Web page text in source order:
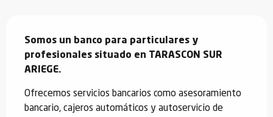
Somos un banco para particulares y
profesionales situado en TARASCON SUR
ARIEGE.
Ofrecemos servicios bancarios como asesoramiento
bancario, cajeros automáticos y autoservicio de